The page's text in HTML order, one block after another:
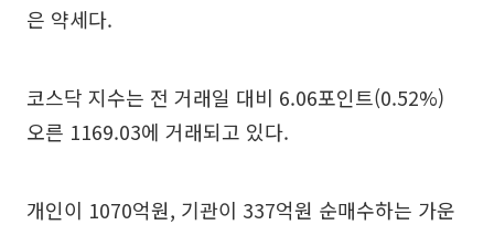
은 약세다.
코스닥 지수는 전 거래일 대비 6.06포인트(0.52%)
오른 1169.03에 거래되고 있다.
개인이 1070억원, 기관이 337억원 순매수하는 가운